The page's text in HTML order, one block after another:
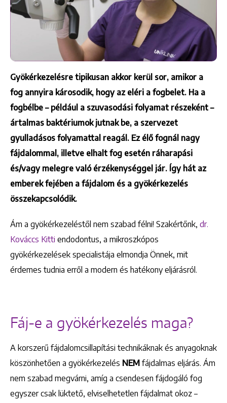
Gyökérkezelésre tipikusan akkor kerül sor, amikor a
fog annyira károsodik, hogy az eléri a fogbelet. Ha a
fogbélbe – például a szuvasodási folyamat részeként –
ártalmas baktériumok jutnak be, a szervezet
gyulladásos folyamattal reagál. Ez élő fognál nagy
fájdalommal, illetve elhalt fog esetén ráharapási
és/vagy melegre való érzékenységgel jár. Így hát az
emberek fejében a fájdalom és a gyökérkezelés
összekapcsolódik.
Ám a gyökérkezeléstől nem szabad félni! Szakértőnk, dr.
Kováccs Kitti endodontus, a mikroszkópos
gyökérkezelések specialistája elmondja Önnek, mit
érdemes tudnia erről a modern és hatékony eljárásról.
Fáj-e a gyökérkezelés maga?
A korszerű fájdalomcsillapítási technikáknak és anyagoknak
köszönhetően a gyökérkezelés NEM fájdalmas eljárás. Ám
nem szabad megvárni, amíg a csendesen fájdogáló fog
egyszer csak lüktető, elviselhetetlen fájdalmat okoz –